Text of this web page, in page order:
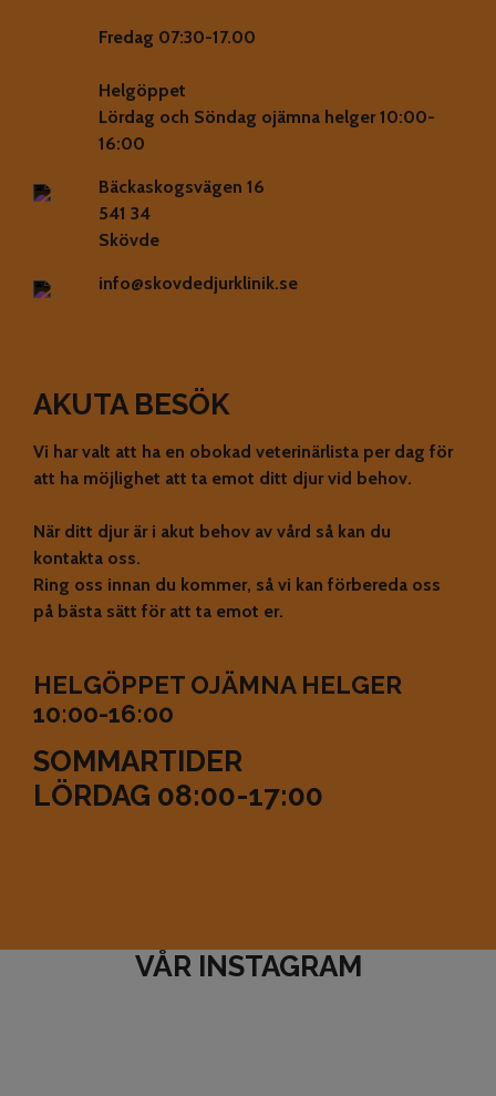
Fredag 07:30-17.00
Helgöppet
Lördag och Söndag ojämna helger 10:00-
16:00
Bäckaskogsvägen 16
541 34
Skövde
info@skovdedjurklinik.se
AKUTA BESÖK
Vi har valt att ha en obokad veterinärlista per dag för
att ha möjlighet att ta emot ditt djur vid behov.
När ditt djur är i akut behov av vård så kan du
kontakta oss.
Ring oss innan du kommer, så vi kan förbereda oss
på bästa sätt för att ta emot er.
HELGÖPPET OJÄMNA HELGER
10:00-16:00
SOMMARTIDER
LÖRDAG 08:00-17:00
VÅR INSTAGRAM